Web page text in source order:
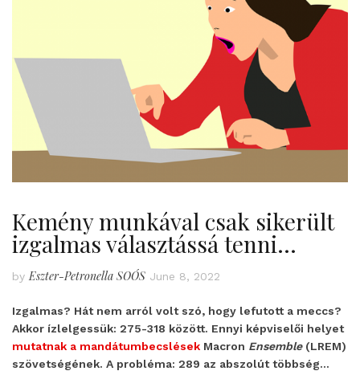
Kemény munkával csak sikerült
izgalmas választássá tenni…
by Eszter-Petronella SOÓS June 8, 2022
Izgalmas? Hát nem arról volt szó, hogy lefutott a meccs?
Akkor ízlelgessük: 275-318 között. Ennyi képviselői helyet
mutatnak a mandátumbecslések Macron Ensemble(LREM)
szövetségének. A probléma: 289 az abszolút többség…